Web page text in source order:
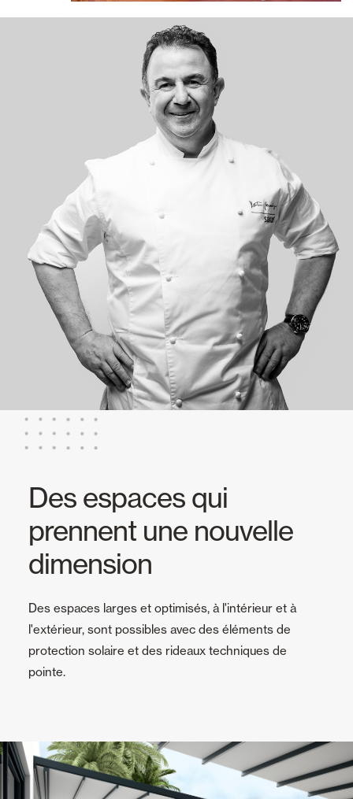
Des espaces qui
prennent une nouvelle
dimension
Des espaces larges et optimisés, à l'intérieur et à
l'extérieur, sont possibles avec des éléments de
protection solaire et des rideaux techniques de
pointe.